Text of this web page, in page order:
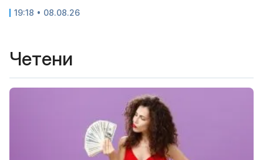
19:18 • 08.08.26
Четени